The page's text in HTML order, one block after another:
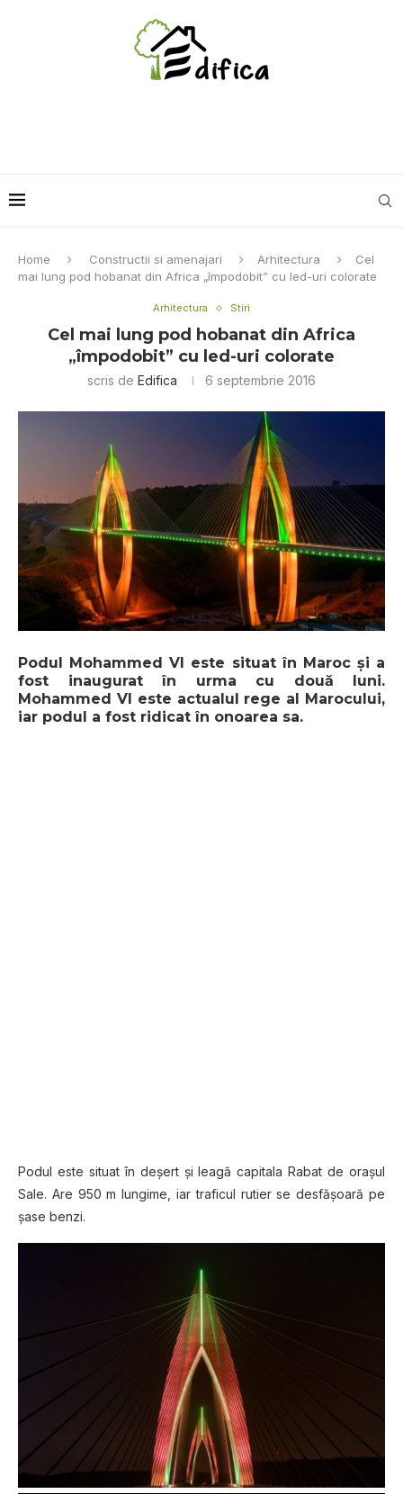
Home Constructii si amenajari Arhitectura
Cel
mai lung pod hobanat din Africa „împodobit” cu led-uri colorate
Arhitectura Stiri
Cel mai lung pod hobanat din Africa
„împodobit” cu led-uri colorate
scris de Edifica 6 septembrie 2016
Podul Mohammed VI este situat în Maroc și a
fost inaugurat în urma cu două luni.
Mohammed VI este actualul rege al Marocului,
iar podul a fost ridicat în onoarea sa.
Podul este situat în deșert și leagă capitala Rabat de orașul
Sale. Are 950 m lungime, iar traficul rutier se desfășoară pe
șase benzi.